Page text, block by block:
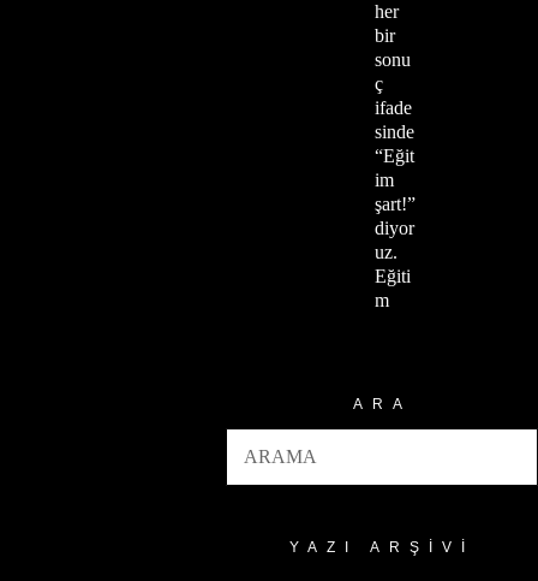
her
bir
sonu
ç
ifade
sinde
“Eğit
im
şart!”
diyor
uz.
Eğiti
m
ARA
YAZI ARŞIVI